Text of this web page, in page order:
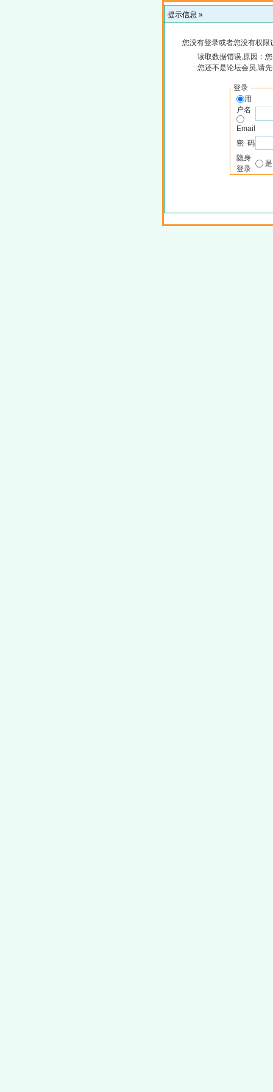
提示信息 »
您没有登录或者您没有权
读取数据错误,原因：
您还不是论坛会员,请
登录
用
户名
Email
密 码
隐身
登录